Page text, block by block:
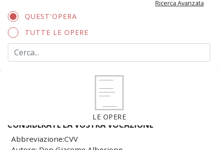
Ricerca Avanzata
QUEST'OPERA
TUTTE LE OPERE
LE OPERE
CONSIDERATE LA VOSTRA VOCAZIONE
Abbreviazione:CVV